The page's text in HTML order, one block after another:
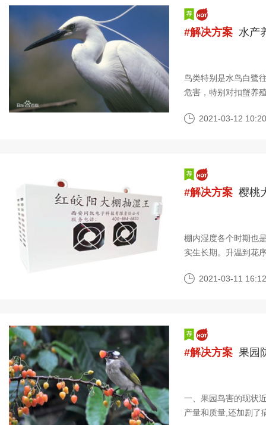
#解决方案 水产
鸟类特别是水鸟白鹭
危害，特别对扣蟹养
2021-03-12
#解决方案 樱桃
棚内湿度各个时期也
实生长期。升温到花
2021-03-11
#解决方案 果园
一、果园鸟害的现状
产量和质量,还加剧了